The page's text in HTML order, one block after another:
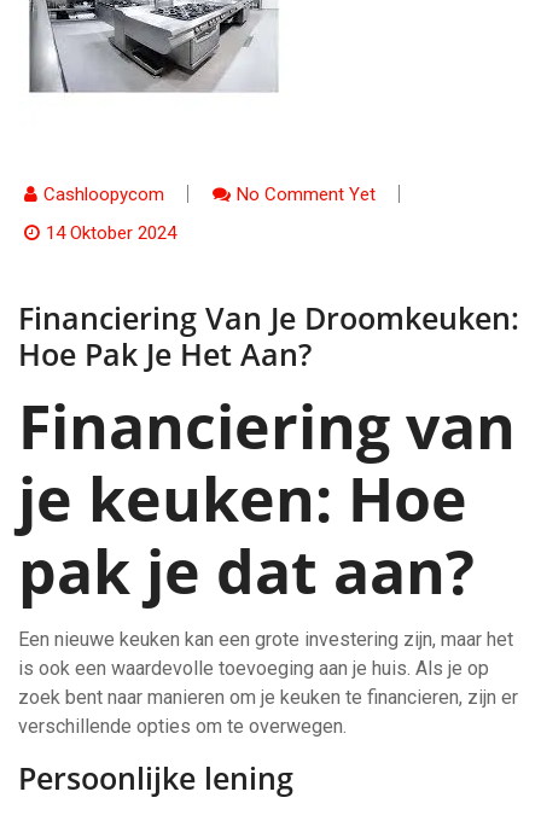
Cashloopycom
No Comment Yet
14 Oktober 2024
Financiering Van Je Droomkeuken:
Hoe Pak Je Het Aan?
Financiering van
je keuken: Hoe
pak je dat aan?
Een nieuwe keuken kan een grote investering zijn, maar het
is ook een waardevolle toevoeging aan je huis. Als je op
zoek bent naar manieren om je keuken te financieren, zijn er
verschillende opties om te overwegen.
Persoonlijke lening